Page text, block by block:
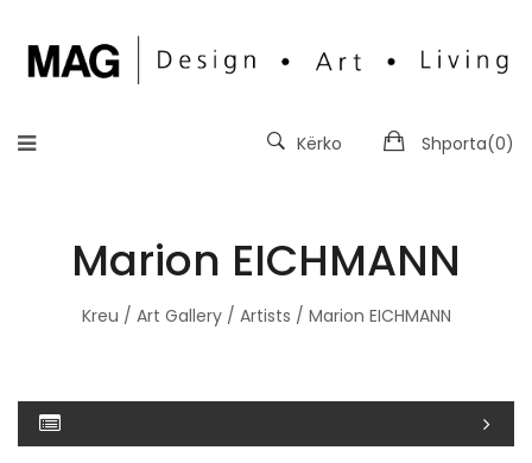
Shporta(0)
Kërko
Marion EICHMANN
Kreu / Art Gallery/ Artists / Marion EICHMANN